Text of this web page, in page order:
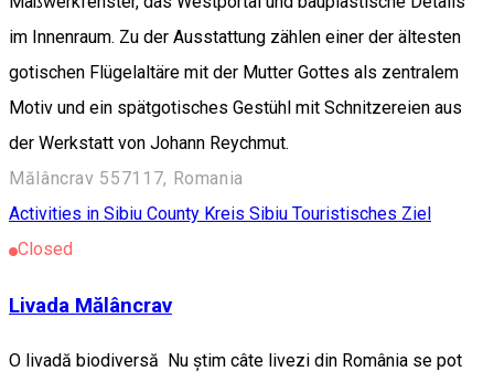
im Innenraum. Zu der Ausstattung zählen einer der ältesten
gotischen Flügelaltäre mit der Mutter Gottes als zentralem
Motiv und ein spätgotisches Gestühl mit Schnitzereien aus
der Werkstatt von Johann Reychmut.
Mălâncrav 557117, Romania
Activities in Sibiu County Kreis Sibiu Touristisches Ziel
Closed
Livada Mălâncrav
O livadă biodiversă Nu știm câte livezi din România se pot